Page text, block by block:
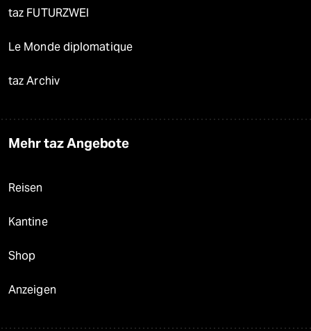
taz FUTURZWEI
Le Monde diplomatique
taz Archiv
Mehr taz Angebote
Reisen
Kantine
Shop
Anzeigen